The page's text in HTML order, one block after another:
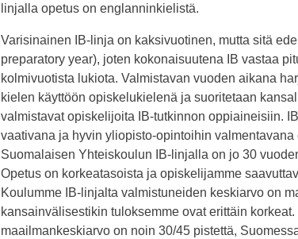
linjalla opetus on englanninkielistä.
Varisinainen IB-linja on kaksivuotinen, mutta sitä
preparatory year), joten kokonaisuutena IB vastaa
kolmivuotista lukiota. Valmistavan vuoden aikana
kielen käyttöön opiskelukielenä ja suoritetaan
valmistavat opiskelijoita IB-tutkinnon oppiaineisiin.
vaativana ja hyvin yliopisto-opintoihin
Suomalaisen Yhteiskoulun IB-linjalla on jo 30
Opetus on korkeatasoista ja opiskelijamme
Koulumme IB-linjalta valmistuneiden keskiarvo on
kansainvälisestikin tuloksemme ovat erittäin
maailmankeskiarvo on noin 30/45 pistettä,